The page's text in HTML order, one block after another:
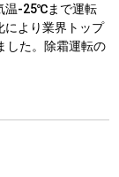
温-25℃まで運転
により業界トップ
した。除霜運転の